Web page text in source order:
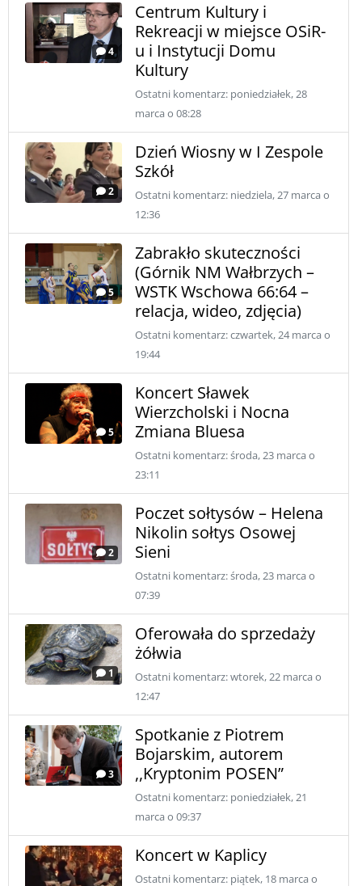
4
Centrum Kultury i
Rekreacji w miejsce OSiR-
u i Instytucji Domu
Kultury
Ostatni komentarz: poniedziałek, 28
marca o 08:28
2
Dzień Wiosny w I Zespole
Szkół
Ostatni komentarz: niedziela, 27 marca o
12:36
5
Zabrakło skuteczności
(Górnik NM Wałbrzych –
WSTK Wschowa 66:64 –
relacja, wideo, zdjęcia)
Ostatni komentarz: czwartek, 24 marca o
19:44
5
Koncert Sławek
Wierzcholski i Nocna
Zmiana Bluesa
Ostatni komentarz: środa, 23 marca o
23:11
2
Poczet sołtysów – Helena
Nikolin sołtys Osowej
Sieni
Ostatni komentarz: środa, 23 marca o
07:39
1
Oferowała do sprzedaży
żółwia
Ostatni komentarz: wtorek, 22 marca o
12:47
3
Spotkanie z Piotrem
Bojarskim, autorem
,,Kryptonim POSEN”
Ostatni komentarz: poniedziałek, 21
marca o 09:37
Koncert w Kaplicy
Ostatni komentarz: piątek, 18 marca o